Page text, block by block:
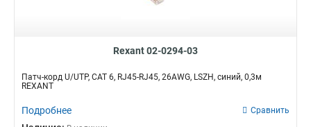
Rexant 02-0294-03
Патч-корд U/UTP, CAT 6, RJ45-RJ45, 26AWG, LSZH, синий, 0,3м
REXANT
Подробнее Сравнить